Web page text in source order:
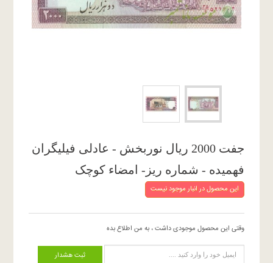
جفت 2000 ریال نوربخش - عادلی فیلیگران
فهمیده - شماره ریز- امضاء کوچک
این محصول در انبار موجود نیست
وقتی این محصول موجودی داشت ، به من اطلاع بده
ثبت هشدار